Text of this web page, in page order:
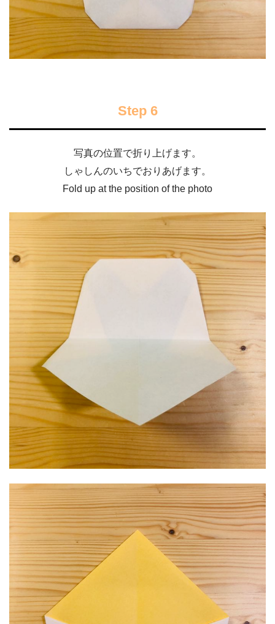
Step 6
写真の位置で折り上げます。
しゃしんのいちでおりあげます。
Fold up at the position of the photo